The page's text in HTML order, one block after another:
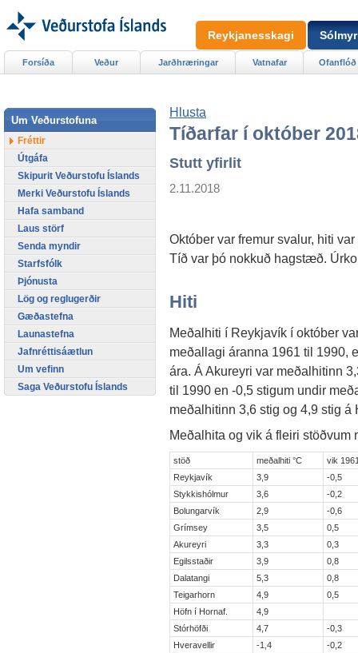
Hlusta
Tíðarfar í október
Stutt yfirlit
2.11.2018
Október var fremur svalur, hiti
Tíð var þó nokkuð hagstæð.
Hiti
Meðalhiti í Reykjavík í október
meðallagi áranna 1961 til 1990,
ára. Á Akureyri var meðalhitinn
til 1990 en -0,5 stigum undir
meðalhitinn 3,6 stig og 4,9 stig á
Meðalhita og vik á fleiri stöðvum
stöð meðalhiti °C
vik
Reykjavík
3,9
-0,5
Stykkishólmur
3,6
-0,2
Bolungarvík
2,9
-0,6
Grímsey
3,5
0,5
Akureyri
3,3
0,3
Egilsstaðir
3,9
0,8
Dalatangi
5,3
0,8
Teigarhorn
4,9
0,5
Höfn í Hornaf.
4,9
Stórhöfði
4,7
-0,3
Hveravellir
-1,4
-0,2
Forsíða Veður Jarðhræringar Vatnafar Ofanflóð
Um Veðurstofuna
Fréttir
Útgáfa
Skipurit Veðurstofu Íslands
Merki Veðurstofu Íslands
Hafa samband
Laus störf
Senda myndir
Starfsfólk
Þjónusta
Lög og reglugerðir
Gæðastefna
Launastefna
Jafnréttisáætlun
Um vefinn
Saga Veðurstofu Íslands
Reykjanesskagi